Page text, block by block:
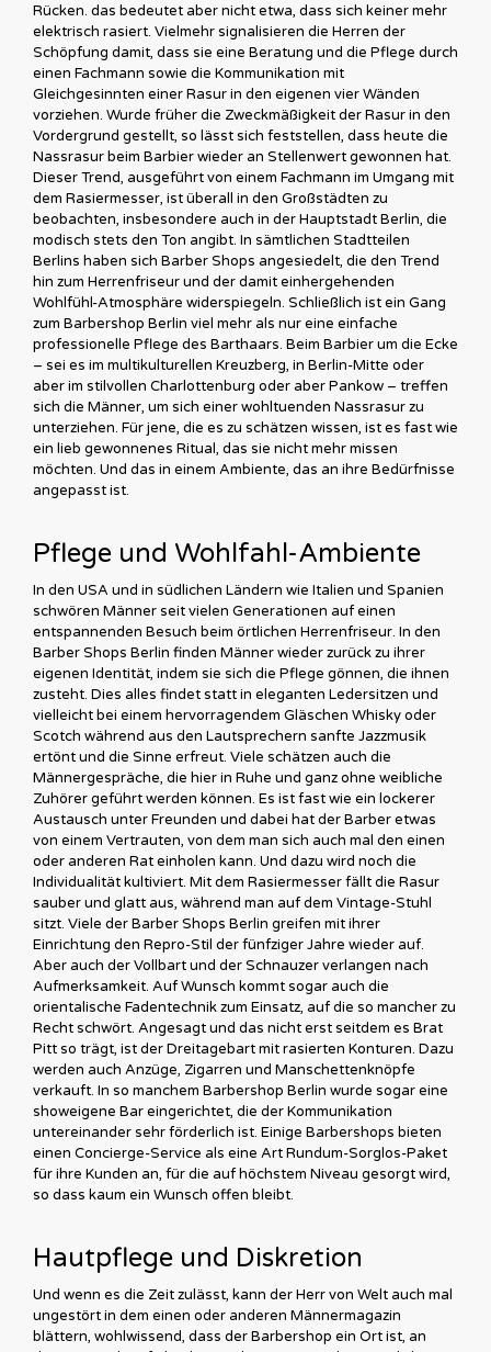
Rücken. das bedeutet aber nicht etwa, dass sich keiner mehr
elektrisch rasiert. Vielmehr signalisieren die Herren der
Schöpfung damit, dass sie eine Beratung und die Pflege durch
einen Fachmann sowie die Kommunikation mit
Gleichgesinnten einer Rasur in den eigenen vier Wänden
vorziehen. Wurde früher die Zweckmäßigkeit der Rasur in den
Vordergrund gestellt, so lässt sich feststellen, dass heute die
Nassrasur beim Barbier wieder an Stellenwert gewonnen hat.
Dieser Trend, ausgeführt von einem Fachmann im Umgang mit
dem Rasiermesser, ist überall in den Großstädten zu
beobachten, insbesondere auch in der Hauptstadt Berlin, die
modisch stets den Ton angibt. In sämtlichen Stadtteilen
Berlins haben sich Barber Shops angesiedelt, die den Trend
hin zum Herrenfriseur und der damit einhergehenden
Wohlfühl-Atmosphäre widerspiegeln. Schließlich ist ein Gang
zum Barbershop Berlin viel mehr als nur eine einfache
professionelle Pflege des Barthaars. Beim Barbier um die Ecke
– sei es im multikulturellen Kreuzberg, in Berlin-Mitte oder
aber im stilvollen Charlottenburg oder aber Pankow – treffen
sich die Männer, um sich einer wohltuenden Nassrasur zu
unterziehen. Für jene, die es zu schätzen wissen, ist es fast wie
ein lieb gewonnenes Ritual, das sie nicht mehr missen
möchten. Und das in einem Ambiente, das an ihre Bedürfnisse
angepasst ist.
Pflege und Wohlfahl-Ambiente
In den USA und in südlichen Ländern wie Italien und Spanien
schwören Männer seit vielen Generationen auf einen
entspannenden Besuch beim örtlichen Herrenfriseur. In den
Barber Shops Berlin finden Männer wieder zurück zu ihrer
eigenen Identität, indem sie sich die Pflege gönnen, die ihnen
zusteht. Dies alles findet statt in eleganten Ledersitzen und
vielleicht bei einem hervorragendem Gläschen Whisky oder
Scotch während aus den Lautsprechern sanfte Jazzmusik
ertönt und die Sinne erfreut. Viele schätzen auch die
Männergespräche, die hier in Ruhe und ganz ohne weibliche
Zuhörer geführt werden können. Es ist fast wie ein lockerer
Austausch unter Freunden und dabei hat der Barber etwas
von einem Vertrauten, von dem man sich auch mal den einen
oder anderen Rat einholen kann. Und dazu wird noch die
Individualität kultiviert. Mit dem Rasiermesser fällt die Rasur
sauber und glatt aus, während man auf dem Vintage-Stuhl
sitzt. Viele der Barber Shops Berlin greifen mit ihrer
Einrichtung den Repro-Stil der fünfziger Jahre wieder auf.
Aber auch der Vollbart und der Schnauzer verlangen nach
Aufmerksamkeit. Auf Wunsch kommt sogar auch die
orientalische Fadentechnik zum Einsatz, auf die so mancher zu
Recht schwört. Angesagt und das nicht erst seitdem es Brat
Pitt so trägt, ist der Dreitagebart mit rasierten Konturen. Dazu
werden auch Anzüge, Zigarren und Manschettenknöpfe
verkauft. In so manchem Barbershop Berlin wurde sogar eine
showeigene Bar eingerichtet, die der Kommunikation
untereinander sehr förderlich ist. Einige Barbershops bieten
einen Concierge-Service als eine Art Rundum-Sorglos-Paket
für ihre Kunden an, für die auf höchstem Niveau gesorgt wird,
so dass kaum ein Wunsch offen bleibt.
Hautpflege und Diskretion
Und wenn es die Zeit zulässt, kann der Herr von Welt auch mal
ungestört in dem einen oder anderen Männermagazin
blättern, wohlwissend, dass der Barbershop ein Ort ist, an